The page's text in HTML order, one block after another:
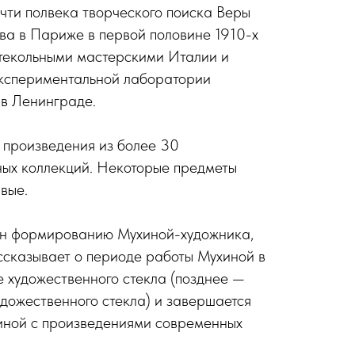
полвека творческого поиска Веры
в Париже в первой половине 1910-х
мастерскими Италии и
лаборатории
Ленинграде.
из более 30
коллекций. Некоторые предметы
формированию Мухиной-художника,
о периоде работы Мухиной в
стекла (позднее —
стекла) и завершается
с произведениями современных